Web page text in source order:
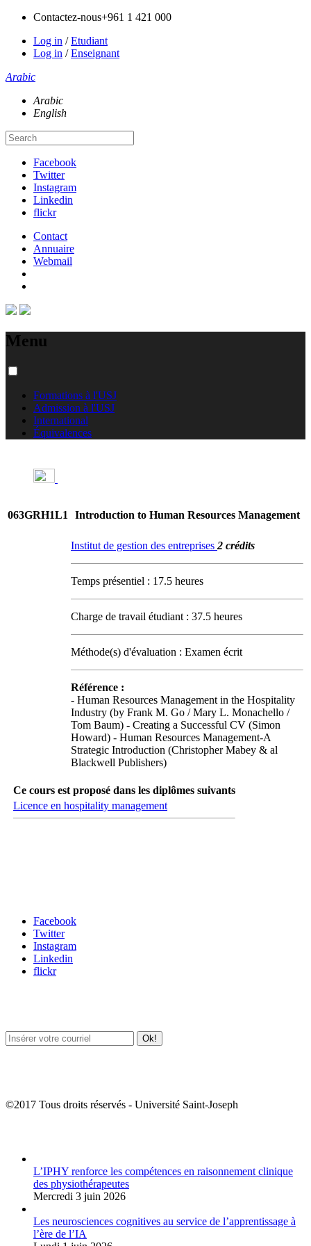
Contactez-nous+961 1 421 000
Log in /Etudiant
Log in /Enseignant
Arabic
Arabic
English
Facebook
Twitter
Instagram
Linkedin
flickr
Contact
Annuaire
Webmail
Menu
Formations à l'USJ
Admission à l'USJ
International
Équivalences
063GRH1L1 Introduction to Human Resources Management
Institut de gestion des entreprises 2 crédits
Temps présentiel : 17.5 heures
Charge de travail étudiant : 37.5 heures
Méthode(s) d'évaluation : Examen écrit
Référence :
- Human Resources Management in the Hospitality
Industry (by Frank M. Go / Mary L. Monachello /
Tom Baum) - Creating a Successful CV (Simon
Howard) - Human Resources Management-A
Strategic Introduction (Christopher Mabey & al
Blackwell Publishers)
Ce cours est proposé dans les diplômes suivants
Licence en hospitality management
Facebook
Twitter
Instagram
Linkedin
flickr
©2017 Tous droits réservés - Université Saint-Joseph
L’IPHY renforce les compétences en raisonnement clinique
des physiothérapeutes
Mercredi 3 juin 2026
Les neurosciences cognitives au service de l’apprentissage à
l’ère de l’IA